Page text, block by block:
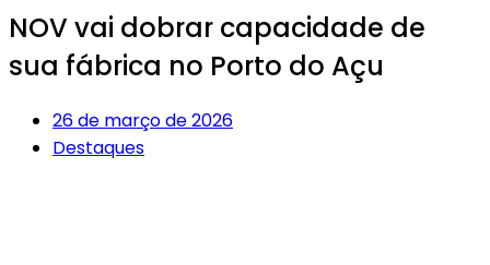
NOV vai dobrar capacidade de
sua fábrica no Porto do Açu
26 de março de 2026
Destaques